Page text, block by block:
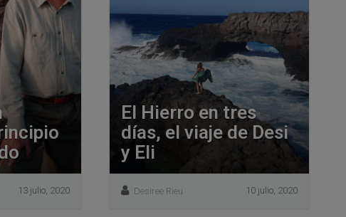
13 julio, 2020
El Hierro en tres
días, el viaje de Desi
y Eli
Desiree Rieu 10 julio, 2020